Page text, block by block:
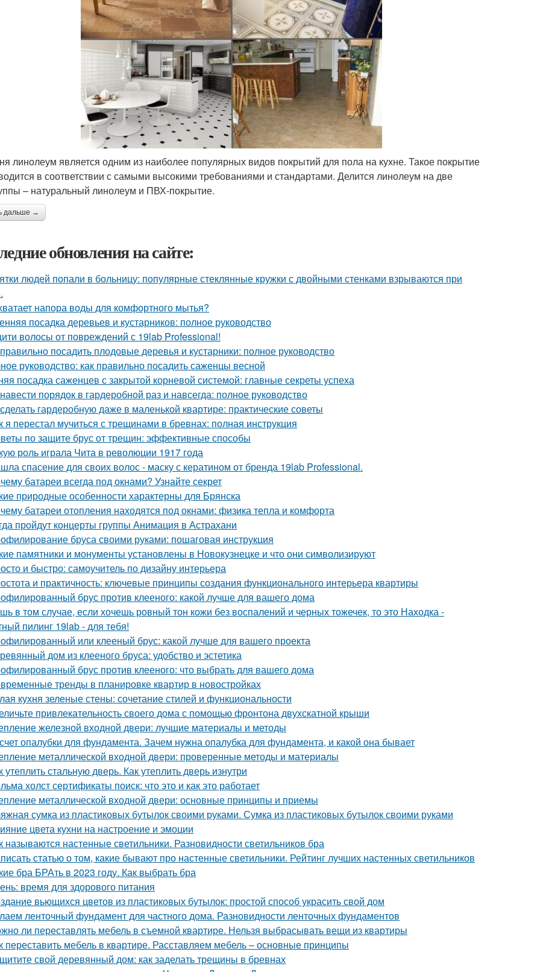
линолеум является одним из наиболее популярных видов покрытий для пола на кухне. Такое покрытие
в соответствии с самыми высокими требованиями и стандартами. Делится линолеум на две
– натуральный линолеум и ПВХ-покрытие.
дальше →
обновления на сайте:
людей попали в больницу: популярные стеклянные кружки с двойными стенками взрываются при
напора воды для комфортного мытья?
посадка деревьев и кустарников: полное руководство
волосы от повреждений с 19lab Professional!
посадить плодовые деревья и кустарники: полное руководство
руководство: как правильно посадить саженцы весной
посадка саженцев с закрытой корневой системой: главные секреты успеха
порядок в гардеробной раз и навсегда: полное руководство
гардеробную даже в маленькой квартире: практические советы
я перестал мучиться с трещинами в бревнах: полная инструкция
по защите брус от трещин: эффективные способы
роль играла Чита в революции 1917 года
спасение для своих волос - маску с кератином от бренда 19lab Professional.
батареи всегда под окнами? Узнайте секрет
природные особенности характерны для Брянска
батареи отопления находятся под окнами: физика тепла и комфорта
пройдут концерты группы Анимация в Астрахани
бруса своими руками: пошаговая инструкция
памятники и монументы установлены в Новокузнецке и что они символизируют
и быстро: самоучитель по дизайну интерьера
и практичность: ключевые принципы создания функционального интерьера квартиры
брус против клееного: какой лучше для вашего дома
в том случае, если хочешь ровный тон кожи без воспалений и черных тожечек, то это Находка -
пилинг 19lab - для тебя!
или клееный брус: какой лучше для вашего проекта
дом из клееного бруса: удобство и эстетика
брус против клееного: что выбрать для вашего дома
тренды в планировке квартир в новостройках
кухня зеленые стены: сочетание стилей и функциональности
привлекательность своего дома с помощью фронтона двухскатной крыши
железной входной двери: лучшие материалы и методы
опалубки для фундамента. Зачем нужна опалубка для фундамента, и какой она бывает
металлической входной двери: проверенные методы и материалы
утеплить стальную дверь. Как утеплить дверь изнутри
холст сертификаты поиск: что это и как это работает
металлической входной двери: основные принципы и приемы
сумка из пластиковых бутылок своими руками. Сумка из пластиковых бутылок своими руками
цвета кухни на настроение и эмоции
называются настенные светильники. Разновидности светильников бра
статью о том, какие бывают про настенные светильники. Рейтинг лучших настенных светильников
бра БРАть в 2023 году. Как выбрать бра
время для здорового питания
вьющихся цветов из пластиковых бутылок: простой способ украсить свой дом
ленточный фундамент для частного дома. Разновидности ленточных фундаментов
ли переставлять мебель в съемной квартире. Нельзя выбрасывать вещи из квартиры
переставить мебель в квартире. Расставляем мебель – основные принципы
свой деревянный дом: как заделать трещины в бревнах